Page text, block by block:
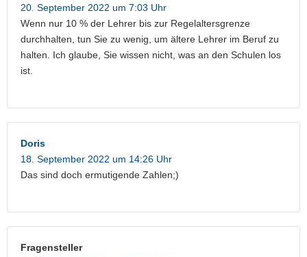
20. September 2022 um 7:03 Uhr
Wenn nur 10 % der Lehrer bis zur Regelaltersgrenze
durchhalten, tun Sie zu wenig, um ältere Lehrer im Beruf zu
halten. Ich glaube, Sie wissen nicht, was an den Schulen los
ist.
Doris
18. September 2022 um 14:26 Uhr
Das sind doch ermutigende Zahlen;)
Fragensteller